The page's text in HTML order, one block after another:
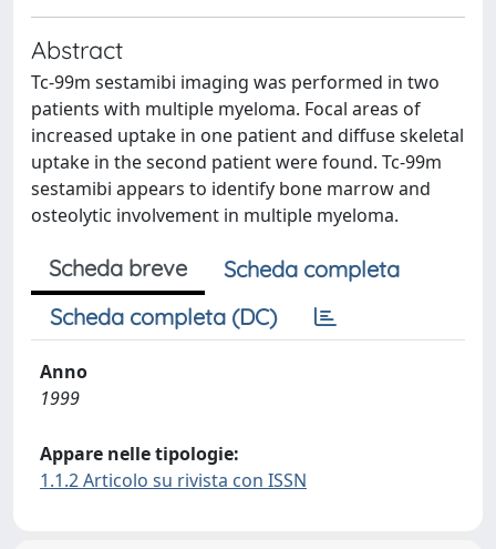
Abstract
Tc-99m sestamibi imaging was performed in two
patients with multiple myeloma. Focal areas of
increased uptake in one patient and diffuse skeletal
uptake in the second patient were found. Tc-99m
sestamibi appears to identify bone marrow and
osteolytic involvement in multiple myeloma.
Scheda breve
Scheda completa
Scheda completa (DC)
Anno
1999
Appare nelle tipologie:
1.1.2 Articolo su rivista con ISSN